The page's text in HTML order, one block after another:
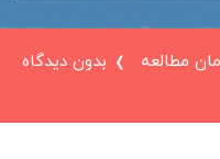
بدون دیدگاه